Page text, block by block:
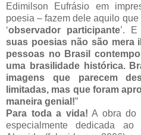
Edimilson Eufrásio em
poesia – fazem dele aquilo
‘observador participante’. E
suas poesias não são mera
pessoas no Brasil
uma brasilidade histórica.
imagens que parecem
limitadas, mas que foram
maneira genial!”
Para toda a vida! A obra do
especialmente dedicada